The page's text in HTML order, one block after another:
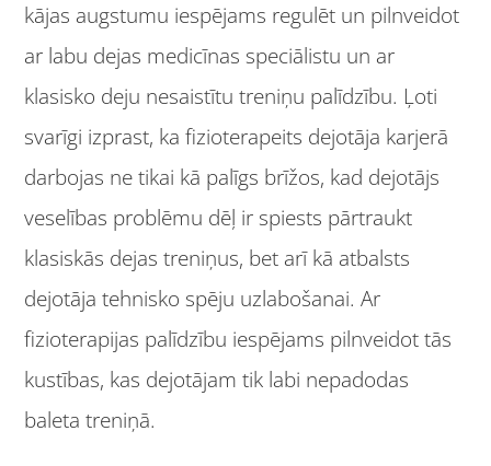
kājas augstumu iespējams regulēt un pilnveidot
ar labu dejas medicīnas speciālistu un ar
klasisko deju nesaistītu treniņu palīdzību. Ļoti
svarīgi izprast, ka fizioterapeits dejotāja karjerā
darbojas ne tikai kā palīgs brīžos, kad dejotājs
veselības problēmu dēļ ir spiests pārtraukt
klasiskās dejas treniņus, bet arī kā atbalsts
dejotāja tehnisko spēju uzlabošanai. Ar
fizioterapijas palīdzību iespējams pilnveidot tās
kustības, kas dejotājam tik labi nepadodas
baleta treniņā.